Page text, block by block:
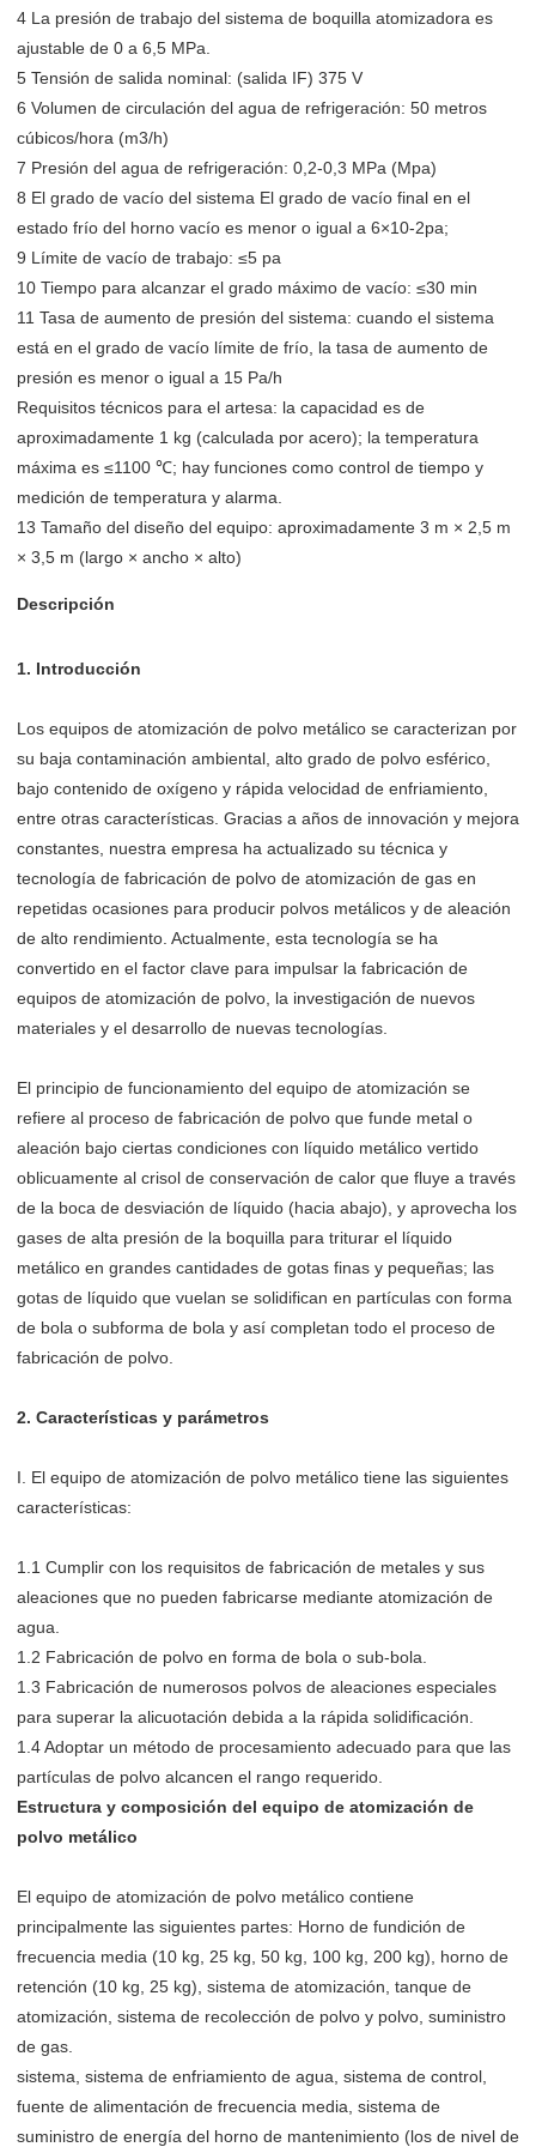
4 La presión de trabajo del sistema de boquilla atomizadora es
ajustable de 0 a 6,5 ​​MPa.
5 Tensión de salida nominal: (salida IF) 375 V
6 Volumen de circulación del agua de refrigeración: 50 metros
cúbicos/hora (m3/h)
7 Presión del agua de refrigeración: 0,2-0,3 MPa (Mpa)
8 El grado de vacío del sistema El grado de vacío final en el
estado frío del horno vacío es menor o igual a 6×10-2pa;
9 Límite de vacío de trabajo: ≤5 pa
10 Tiempo para alcanzar el grado máximo de vacío: ≤30 min
11 Tasa de aumento de presión del sistema: cuando el sistema
está en el grado de vacío límite de frío, la tasa de aumento de
presión es menor o igual a 15 Pa/h
Requisitos técnicos para el artesa: la capacidad es de
aproximadamente 1 kg (calculada por acero); la temperatura
máxima es ≤1100 ℃; hay funciones como control de tiempo y
medición de temperatura y alarma.
13 Tamaño del diseño del equipo: aproximadamente 3 m × 2,5 m
× 3,5 m (largo × ancho × alto)
Descripción
1. Introducción
Los equipos de atomización de polvo metálico se caracterizan por
su baja contaminación ambiental, alto grado de polvo esférico,
bajo contenido de oxígeno y rápida velocidad de enfriamiento,
entre otras características. Gracias a años de innovación y mejora
constantes, nuestra empresa ha actualizado su técnica y
tecnología de fabricación de polvo de atomización de gas en
repetidas ocasiones para producir polvos metálicos y de aleación
de alto rendimiento. Actualmente, esta tecnología se ha
convertido en el factor clave para impulsar la fabricación de
equipos de atomización de polvo, la investigación de nuevos
materiales y el desarrollo de nuevas tecnologías.
El principio de funcionamiento del equipo de atomización se
refiere al proceso de fabricación de polvo que funde metal o
aleación bajo ciertas condiciones con líquido metálico vertido
oblicuamente al crisol de conservación de calor que fluye a través
de la boca de desviación de líquido (hacia abajo), y aprovecha los
gases de alta presión de la boquilla para triturar el líquido
metálico en grandes cantidades de gotas finas y pequeñas; las
gotas de líquido que vuelan se solidifican en partículas con forma
de bola o subforma de bola y así completan todo el proceso de
fabricación de polvo.
2. Características y parámetros
I. El equipo de atomización de polvo metálico tiene las siguientes
características:
1.1 Cumplir con los requisitos de fabricación de metales y sus
aleaciones que no pueden fabricarse mediante atomización de
agua.
1.2 Fabricación de polvo en forma de bola o sub-bola.
1.3 Fabricación de numerosos polvos de aleaciones especiales
para superar la alicuotación debida a la rápida solidificación.
1.4 Adoptar un método de procesamiento adecuado para que las
partículas de polvo alcancen el rango requerido.
Estructura y composición del equipo de atomización de
polvo metálico
El equipo de atomización de polvo metálico contiene
principalmente las siguientes partes: Horno de fundición de
frecuencia media (10 kg, 25 kg, 50 kg, 100 kg, 200 kg), horno de
retención (10 kg, 25 kg), sistema de atomización, tanque de
atomización, sistema de recolección de polvo y polvo, suministro
de gas.
sistema, sistema de enfriamiento de agua, sistema de control,
fuente de alimentación de frecuencia media, sistema de
suministro de energía del horno de mantenimiento (los de nivel de